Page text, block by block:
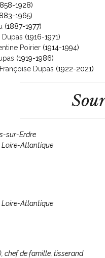
1928)
1965)
(1887-1977)
(1916-1971)
Poirier (1914-1994)
(1919-1986)
Dupas (1922-2021)
sur-Erdre
Loire-Atlantique
Loire-Atlantique
, chef de famille, tisserand